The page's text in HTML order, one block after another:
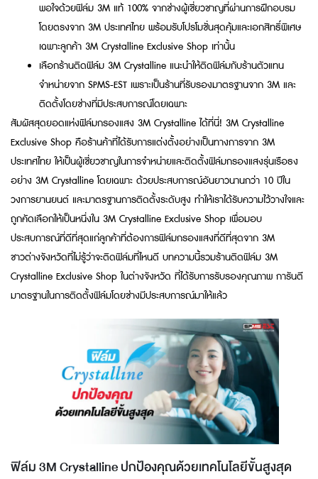
พอใจด้วยฟิล์ม 3M แท้ 100% จากช่างผู้เชี่ยวชาญที่ผ่านการฝึกอบรม
โดยตรงจาก 3M ประเทศไทย พร้อมรับโปรโมชั่นสุดคุ้มและเอกสิทธิ์พิเศษ
เฉพาะลูกค้า 3M Crystalline Exclusive Shop เท่านั้น
เลือกร้านติดฟิล์ม 3M Crystalline แนะนำให้ติดฟิล์มกับร้านตัวแทน
จำหน่ายจาก SPMS-EST เพราะเป็นร้านที่รับรองมาตรฐานจาก 3M และ
ติดตั้งโดยช่างที่มีประสบการณ์โดยเฉพาะ
สัมผัสสุดยอดแห่งฟิล์มกรองแสง 3M Crystalline ได้ที่นี่! 3M Crystalline
Exclusive Shop คือร้านค้าที่ได้รับการแต่งตั้งอย่างเป็นทางการจาก 3M
ประเทศไทย ให้เป็นผู้เชี่ยวชาญในการจำหน่ายและติดตั้งฟิล์มกรองแสงรุ่นเรือธง
อย่าง 3M Crystalline โดยเฉพาะ ด้วยประสบการณ์อันยาวนานกว่า 10 ปีใน
วงการยานยนต์ และมาตรฐานการติดตั้งระดับสูง ทำให้เราได้รับความไว้วางใจและ
ถูกคัดเลือกให้เป็นหนึ่งใน 3M Crystalline Exclusive Shop เพื่อมอบ
ประสบการณ์ที่ดีที่สุดแก่ลูกค้าที่ต้องการฟิล์มกรองแสงที่ดีที่สุดจาก 3M
ชาวต่างจังหวัดที่ไม่รู้ว่าจะติดฟิล์มที่ไหนดี บทความนี้รวมร้านติดฟิล์ม 3M
Crystalline Exclusive Shop ในต่างจังหวัด ที่ได้รับการรับรองคุณภาพ การันตี
มาตรฐานในการติดตั้งฟิล์มโดยช่างมีประสบการณ์มาให้แล้ว
ฟิล์ม 3M Crystalline ปกป้องคุณด้วยเทคโนโลยีขั้นสูงสุด